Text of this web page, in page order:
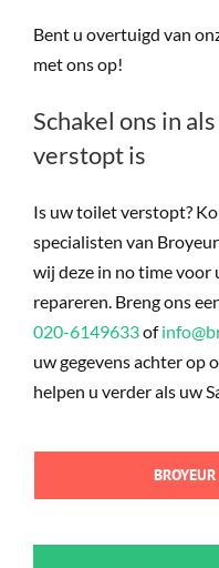
Bent u overtuigd van
met ons op!
Schakel ons in
verstopt is
Is uw toilet verstopt?
specialisten van
wij deze in no time voor
repareren. Breng ons
020-6149633of
uw gegevens achter op
helpen u verder als uw